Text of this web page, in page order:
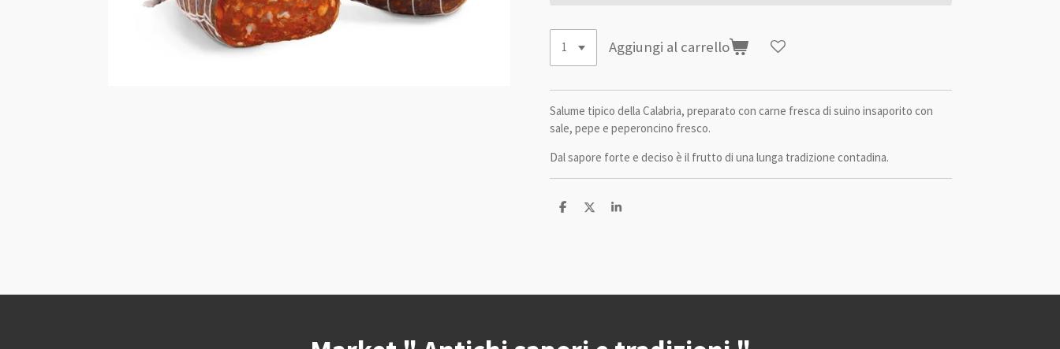
Aggiungi al carrello
Salume tipico della Calabria, preparato con carne fresca di suino insaporito con
sale, pepe e peperoncino fresco.
Dal sapore forte e deciso è il frutto di una lunga tradizione contadina.
C
d
C
d
C
d